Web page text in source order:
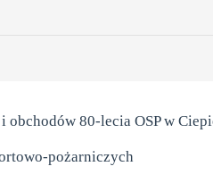
obchodów 80-lecia OSP w
pożarniczych